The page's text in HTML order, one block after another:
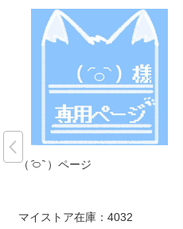
（ ᷇࿀ ᷆ ）ページ
マイストア在庫： 4032